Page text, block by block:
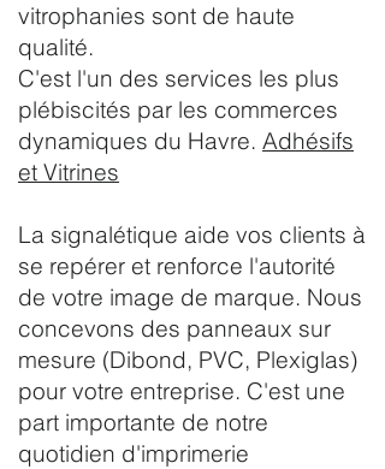
vitrophanies sont de haute
qualité.
C'est l'un des services les plus
plébiscités par les commerces
dynamiques du Havre. Adhésifs
et Vitrines
La signalétique aide vos clients à
se repérer et renforce l'autorité
de votre image de marque. Nous
concevons des panneaux sur
mesure (Dibond, PVC, Plexiglas)
pour votre entreprise. C'est une
part importante de notre
quotidien d'imprimerie